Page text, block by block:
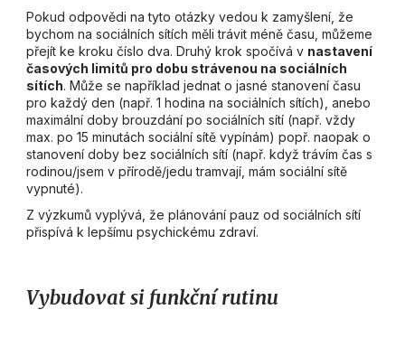
Pokud odpovědi na tyto otázky vedou k zamyšlení, že
bychom na sociálních sítích měli trávit méně času, můžeme
přejít ke kroku číslo dva. Druhý krok spočívá v nastavení
časových limitů pro dobu strávenou na sociálních
sítích. Může se například jednat o jasné stanovení času
pro každý den (např. 1 hodina na sociálních sítích), anebo
maximální doby brouzdání po sociálních sítí (např. vždy
max. po 15 minutách sociální sítě vypínám) popř. naopak o
stanovení doby bez sociálních sítí (např. když trávím čas s
rodinou/jsem v přírodě/jedu tramvají, mám sociální sítě
vypnuté).
Z výzkumů vyplývá, že plánování pauz od sociálních sítí
přispívá k lepšímu psychickému zdraví.
Vybudovat si funkční rutinu